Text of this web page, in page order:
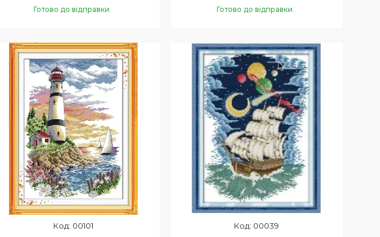
Готово до відправки
Купити
Готово до відправки
Купити
00101 00039